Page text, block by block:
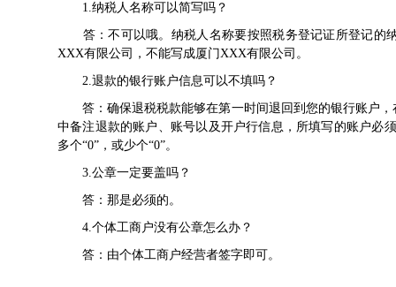
1.纳税人名称可以简写吗？
答：不可以哦。纳税人名称要按照税务登记证所登记的
XXX有限公司，不能写成厦门XXX有限公司。
2.退款的银行账户信息可以不填吗？
答：确保退税税款能够在第一时间退回到您的银行账户，
中备注退款的账户、账号以及开户行信息，所填写的账户必
多个“0”，或少个“0”。
3.公章一定要盖吗？
答：那是必须的。
4.个体工商户没有公章怎么办？
答：由个体工商户经营者签字即可。